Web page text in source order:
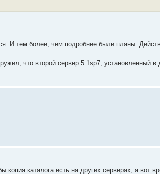
И тем более, чем подробнее были планы.
что второй сервер 5.1sp7, установленный в
каталога есть на других серверах, а вот